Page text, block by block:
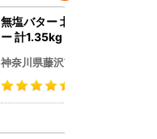
無塩バター 北海道産 バタ
ー 計1.35kg 【食塩不使用
神奈川県藤沢市